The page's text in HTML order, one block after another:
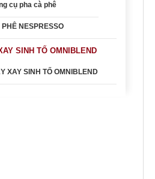
cụ pha cà phê
NESPRESSO
SINH TỐ OMNIBLEND
XAY SINH TỐ OMNIBLEND